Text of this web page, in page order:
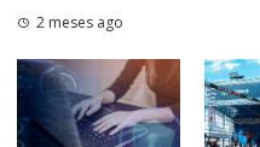
2 meses ago